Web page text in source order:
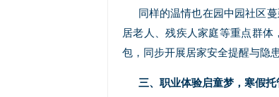
同样的温情也在园中园社区
居老人、残疾人家庭等重点群
包，同步开展居家安全提醒与隐
三、职业体验启童梦，寒假托